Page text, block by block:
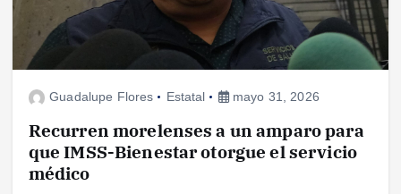
Guadalupe Flores Estatal mayo 31, 2026
Recurren morelenses a un amparo para
que IMSS-Bienestar otorgue el servicio
médico